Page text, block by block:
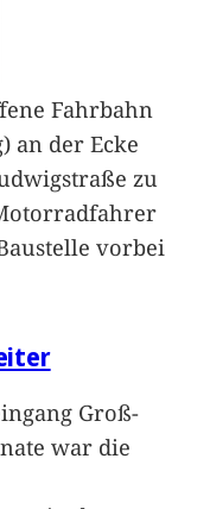
Fahrbahn
an der Ecke
zu
vorbei
Groß-
war die